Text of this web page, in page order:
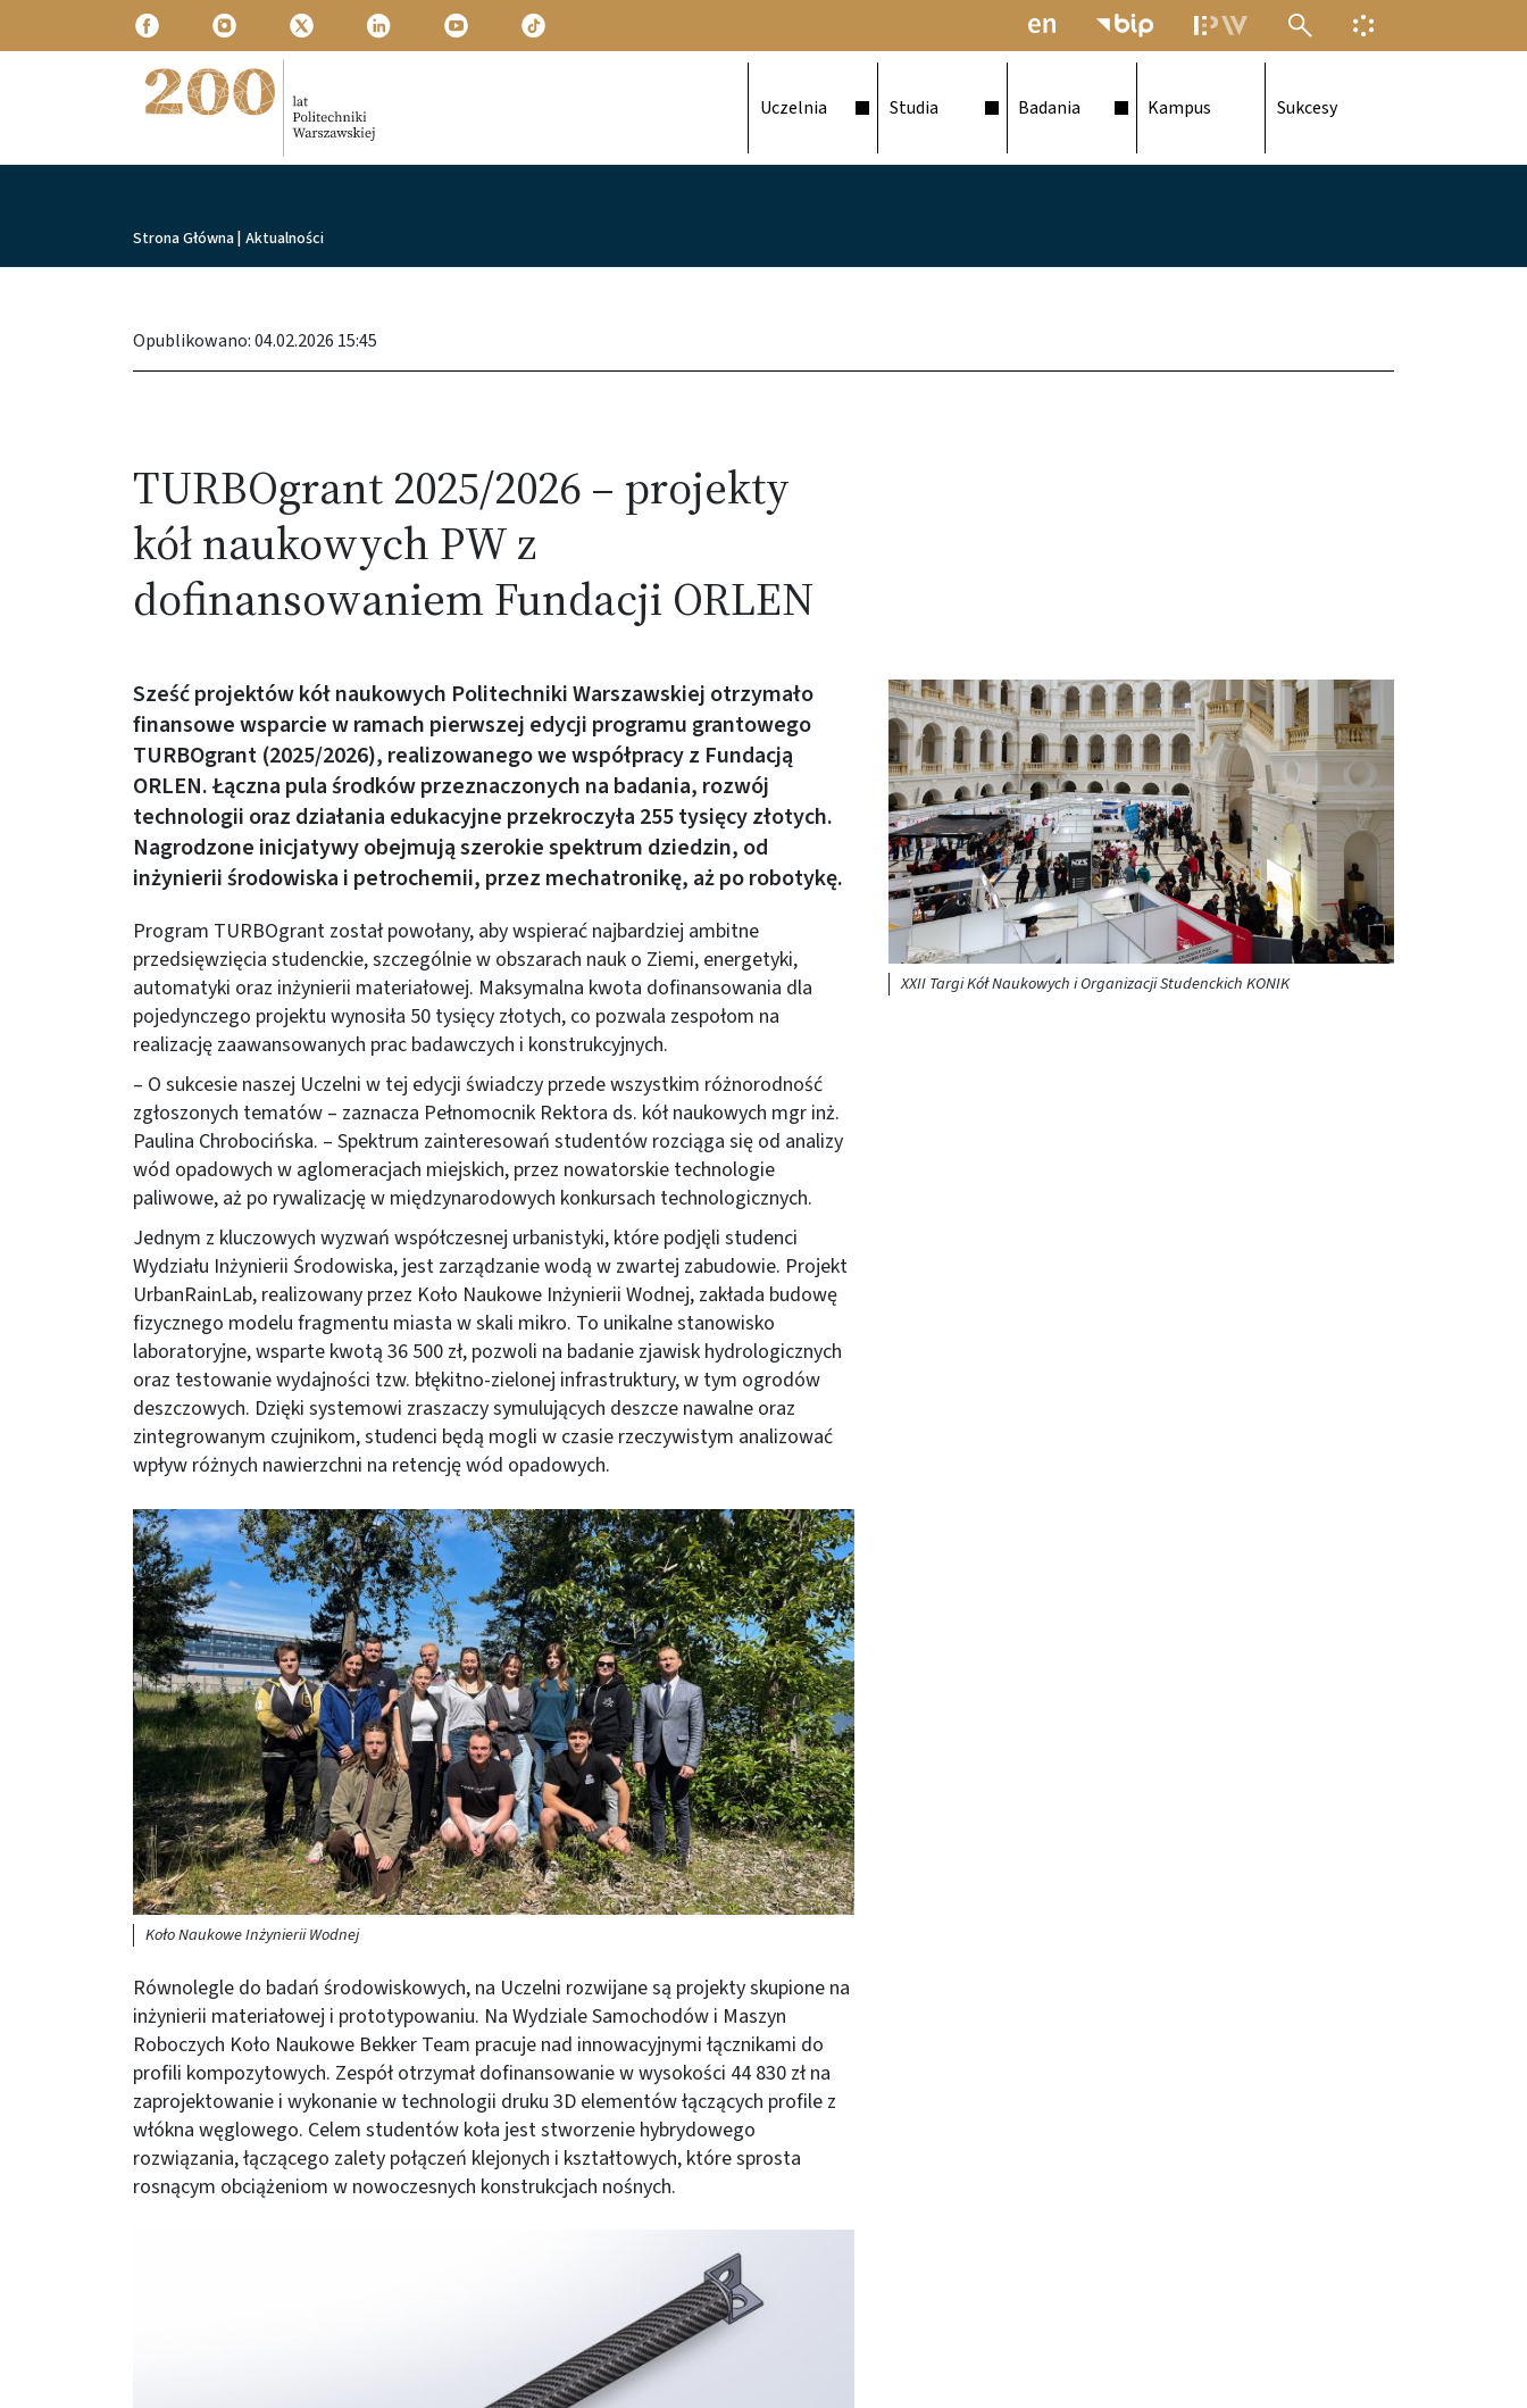
Przejdź do treści
MENU ELEKTRONICZNEJINFORMACJA O
Uczelnia Studia Badania Kampus Sukcesy
Ścieżka nawigacyjna
Strona Główna Aktualności
Opublikowano: 04.02.2026 15:45
TURBOgrant 2025/2026 – projekty
kół naukowych PW z
dofinansowaniem Fundacji ORLEN
Obraz (old)
XXII Targi Kół Naukowych i Organizacji Studenckich KONIK
Sześć projektów kół naukowych Politechniki Warszawskiej otrzymało
finansowe wsparcie w ramach pierwszej edycji programu grantowego
TURBOgrant (2025/2026), realizowanego we współpracy z Fundacją
ORLEN. Łączna pula środków przeznaczonych na badania, rozwój
technologii oraz działania edukacyjne przekroczyła 255 tysięcy złotych.
Nagrodzone inicjatywy obejmują szerokie spektrum dziedzin, od
inżynierii środowiska i petrochemii, przez mechatronikę, aż po robotykę.
Program TURBOgrant został powołany, aby wspierać najbardziej ambitne
przedsięwzięcia studenckie, szczególnie w obszarach nauk o Ziemi, energetyki,
automatyki oraz inżynierii materiałowej. Maksymalna kwota dofinansowania dla
pojedynczego projektu wynosiła 50 tysięcy złotych, co pozwala zespołom na
realizację zaawansowanych prac badawczych i konstrukcyjnych.
– O sukcesie naszej Uczelni w tej edycji świadczy przede wszystkim różnorodność
zgłoszonych tematów – zaznacza Pełnomocnik Rektora ds. kół naukowych mgr inż.
Paulina Chrobocińska. – Spektrum zainteresowań studentów rozciąga się od analizy
wód opadowych w aglomeracjach miejskich, przez nowatorskie technologie
paliwowe, aż po rywalizację w międzynarodowych konkursach technologicznych.
Jednym z kluczowych wyzwań współczesnej urbanistyki, które podjęli studenci
Wydziału Inżynierii Środowiska, jest zarządzanie wodą w zwartej zabudowie. Projekt
UrbanRainLab, realizowany przez Koło Naukowe Inżynierii Wodnej, zakłada budowę
fizycznego modelu fragmentu miasta w skali mikro. To unikalne stanowisko
laboratoryjne, wsparte kwotą 36 500 zł, pozwoli na badanie zjawisk hydrologicznych
oraz testowanie wydajności tzw. błękitno-zielonej infrastruktury, w tym ogrodów
deszczowych. Dzięki systemowi zraszaczy symulujących deszcze nawalne oraz
zintegrowanym czujnikom, studenci będą mogli w czasie rzeczywistym analizować
wpływ różnych nawierzchni na retencję wód opadowych.
Obraz (old)
Koło Naukowe Inżynierii Wodnej
Równolegle do badań środowiskowych, na Uczelni rozwijane są projekty skupione na
inżynierii materiałowej i prototypowaniu. Na Wydziale Samochodów i Maszyn
Roboczych Koło Naukowe Bekker Team pracuje nad innowacyjnymi łącznikami do
profili kompozytowych. Zespół otrzymał dofinansowanie w wysokości 44 830 zł na
zaprojektowanie i wykonanie w technologii druku 3D elementów łączących profile z
włókna węglowego. Celem studentów koła jest stworzenie hybrydowego
rozwiązania, łączącego zalety połączeń klejonych i kształtowych, które sprosta
rosnącym obciążeniom w nowoczesnych konstrukcjach nośnych.